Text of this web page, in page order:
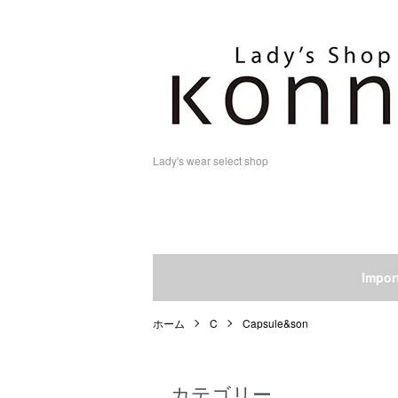
Lady's wear select shop
ホーム C Capsule&son